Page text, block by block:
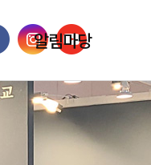
알림마당